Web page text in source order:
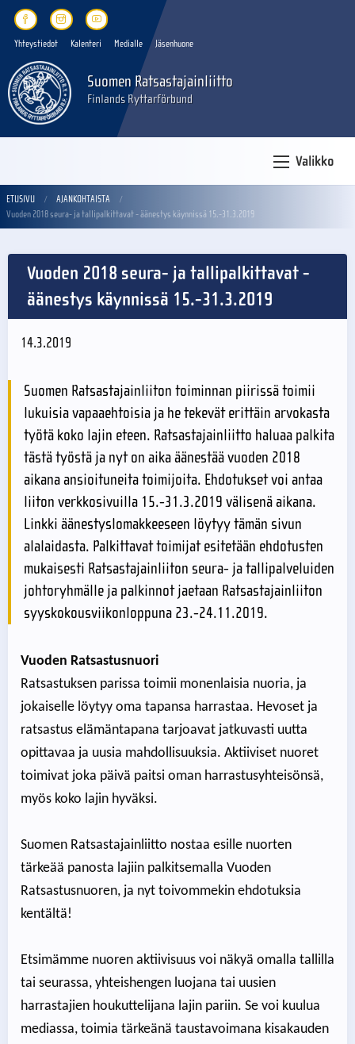
Yhteystiedot Kalenteri Medialle Jäsenhuone
Suomen Ratsastajainliitto
Finlands Ryttarförbund
Valikko
ETUSIVU
AJANKOHTAISTA
Vuoden 2018 seura- ja tallipalkittavat - äänestys käynnissä 15.-31.3.2019
Vuoden 2018 seura- ja tallipalkittavat -
äänestys käynnissä 15.-31.3.2019
14.3.2019
Suomen Ratsastajainliiton toiminnan piirissä toimii
lukuisia vapaaehtoisia ja he tekevät erittäin arvokasta
työtä koko lajin eteen. Ratsastajainliitto haluaa palkita
tästä työstä ja nyt on aika äänestää vuoden 2018
aikana ansioituneita toimijoita. Ehdotukset voi antaa
liiton verkkosivuilla 15.-31.3.2019 välisenä aikana.
Linkki äänestyslomakkeeseen löytyy tämän sivun
alalaidasta. Palkittavat toimijat esitetään ehdotusten
mukaisesti Ratsastajainliiton seura- ja tallipalveluiden
johtoryhmälle ja palkinnot jaetaan Ratsastajainliiton
syyskokousviikonloppuna 23.-24.11.2019.
Vuoden Ratsastusnuori
Ratsastuksen parissa toimii monenlaisia nuoria, ja
jokaiselle löytyy oma tapansa harrastaa. Hevoset ja
ratsastus elämäntapana tarjoavat jatkuvasti uutta
opittavaa ja uusia mahdollisuuksia. Aktiiviset nuoret
toimivat joka päivä paitsi oman harrastusyhteisönsä,
myös koko lajin hyväksi.
Suomen Ratsastajainliitto nostaa esille nuorten
tärkeää panosta lajiin palkitsemalla Vuoden
Ratsastusnuoren, ja nyt toivommekin ehdotuksia
kentältä!
Etsimämme nuoren aktiivisuus voi näkyä omalla tallilla
tai seurassa, yhteishengen luojana tai uusien
harrastajien houkuttelijana lajin pariin. Se voi kuulua
mediassa, toimia tärkeänä taustavoimana kisakauden